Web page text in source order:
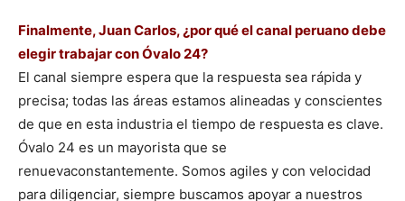
Finalmente, Juan Carlos, ¿por qué el canal peruano debe
elegir trabajar con Óvalo 24?
El canal siempre espera que la respuesta sea rápida y
precisa; todas las áreas estamos alineadas y conscientes
de que en esta industria el tiempo de respuesta es clave.
Óvalo 24 es un mayorista que se
renuevaconstantemente. Somos agiles y con velocidad
para diligenciar, siempre buscamos apoyar a nuestros